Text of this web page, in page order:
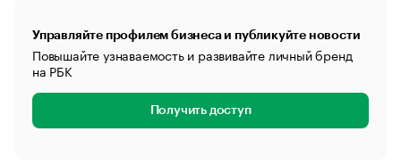
Управляйте профилем бизнеса и публикуйте новости
Повышайте узнаваемость и развивайте личный бренд
на РБК
Получить доступ